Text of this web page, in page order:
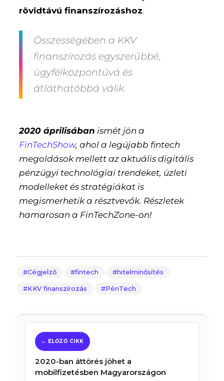
rövidtávú finanszírozáshoz.
Összességében a KKV
finanszírozás egyszerűbbé,
ügyfélközpontúvá és
átláthatóbbá válik.
2020 áprilisában ismét jön a
FinTechShow, ahol a legújabb fintech
megoldások mellett az aktuális digitális
pénzügyi technológiai trendeket, üzleti
modelleket és stratégiákat is
megismerhetik a résztvevők. Részletek
hamarosan a FinTechZone-on!
Cégjelző fintech hitelminősítés
KKV finanszírozás PénTech
2020-ban áttörés jöhet a
mobilfizetésben Magyarországon